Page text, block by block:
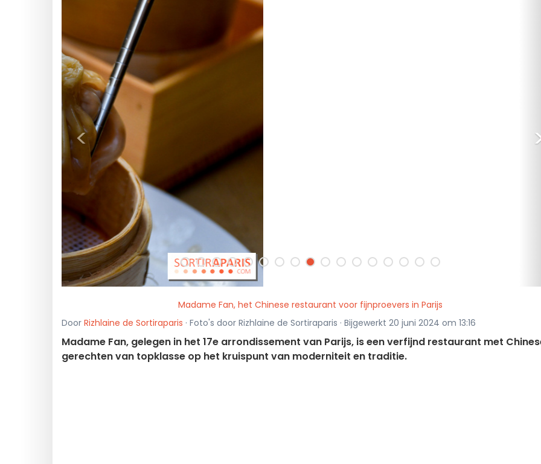
<
Madame Fan, het Chinese restaurant voor fijnproevers in Parijs
Door Rizhlaine de Sortiraparis · Foto's door Rizhlaine de Sortiraparis · Bijgewerkt 20 juni 2024 om 13:16
Madame Fan, gelegen in het 17e arrondissement van Parijs, is een verfijnd restaurant met
gerechten van topklasse op het kruispunt van moderniteit en traditie.